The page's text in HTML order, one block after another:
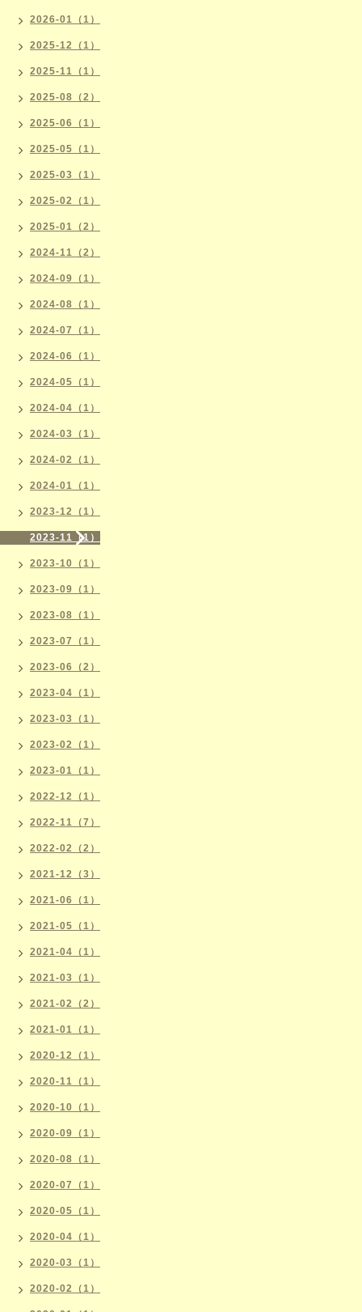
2026-01（1）
2025-12（1）
2025-11（1）
2025-08（2）
2025-06（1）
2025-05（1）
2025-03（1）
2025-02（1）
2025-01（2）
2024-11（2）
2024-09（1）
2024-08（1）
2024-07（1）
2024-06（1）
2024-05（1）
2024-04（1）
2024-03（1）
2024-02（1）
2024-01（1）
2023-12（1）
2023-11（1）
2023-10（1）
2023-09（1）
2023-08（1）
2023-07（1）
2023-06（2）
2023-04（1）
2023-03（1）
2023-02（1）
2023-01（1）
2022-12（1）
2022-11（7）
2022-02（2）
2021-12（3）
2021-06（1）
2021-05（1）
2021-04（1）
2021-03（1）
2021-02（2）
2021-01（1）
2020-12（1）
2020-11（1）
2020-10（1）
2020-09（1）
2020-08（1）
2020-07（1）
2020-05（1）
2020-04（1）
2020-03（1）
2020-02（1）